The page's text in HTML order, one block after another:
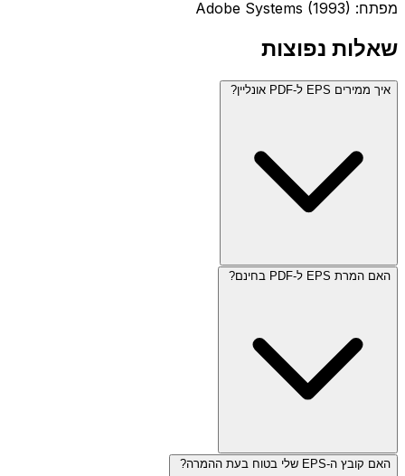
מפתח: Adobe Systems (1993)
שאלות נפוצות
איך ממירים EPS ל-PDF אונליין?
האם המרת EPS ל-PDF בחינם?
האם קובץ ה-EPS שלי בטוח בעת ההמרה?